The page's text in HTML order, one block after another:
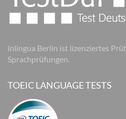
inlingua Berlin ist lizenziertes
Sprachprüfungen.
TOEIC LANGUAGE TESTS